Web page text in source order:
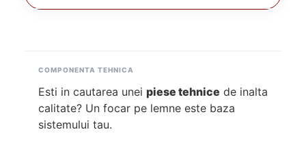
COMPONENTA TEHNICA
Esti in cautarea unei piese tehnice de inalta
calitate? Un focar pe lemne este baza
sistemului tau.